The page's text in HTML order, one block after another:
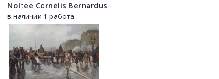
Noltee Cornelis Bernardus
в наличии 1 работа